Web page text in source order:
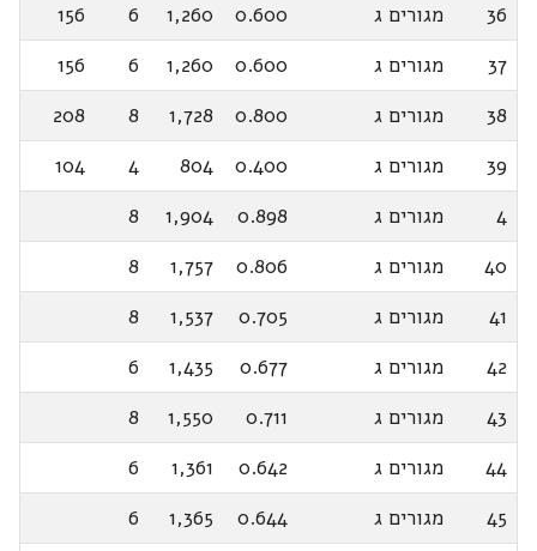
36
מגורים ג 0.600
1,260
6
156
37
מגורים ג 0.600
1,260
6
156
38
מגורים ג 0.800
1,728
8
208
39
מגורים ג 0.400
804
4
104
4
מגורים ג 0.898
1,904
8
40
מגורים ג 0.806
1,757
8
41
מגורים ג 0.705
1,537
8
42
מגורים ג 0.677
1,435
6
43
מגורים ג 0.711
1,550
8
44
מגורים ג 0.642
1,361
6
45
מגורים ג 0.644
1,365
6